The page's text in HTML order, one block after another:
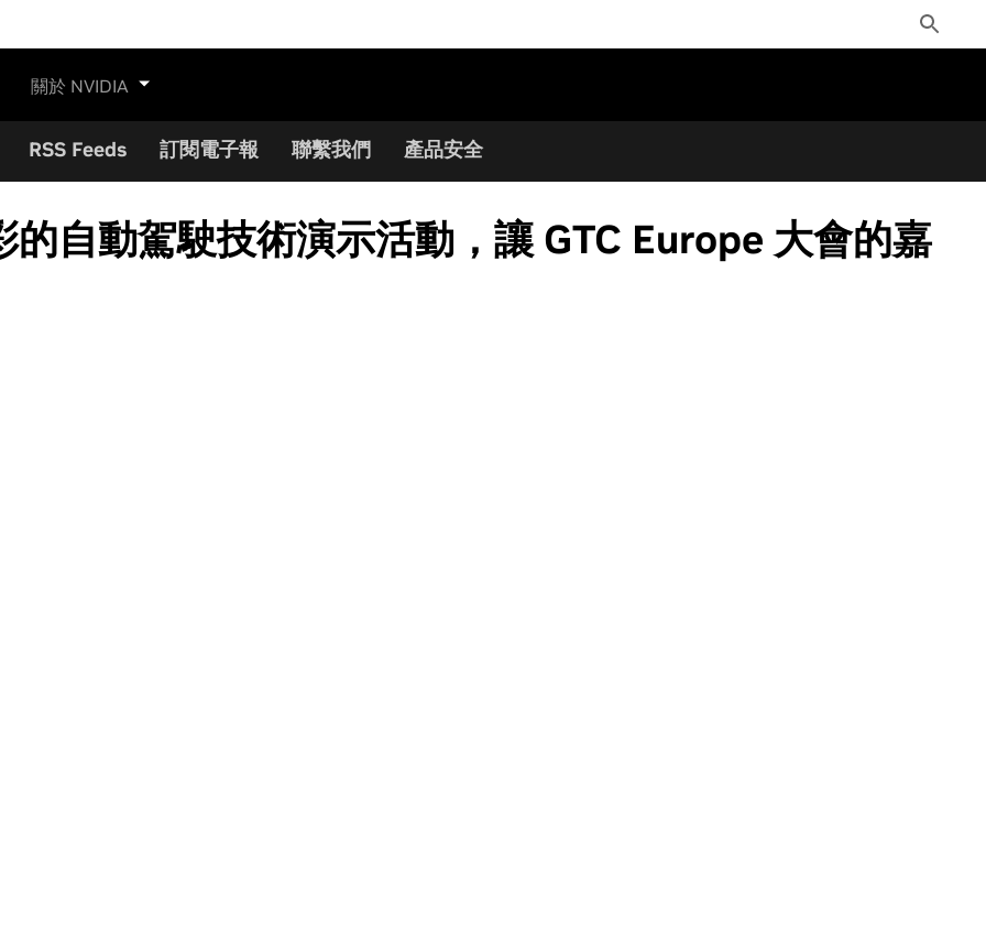
Toggle
Search
關於 NVIDIA
RSS Feeds 訂閱電子報 聯繫我們 產品安全
自動駕駛技術演示活動，讓 GTC Europe 大會的嘉